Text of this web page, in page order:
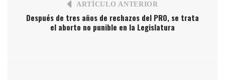
ARTÍCULO ANTERIOR
Después de tres años de rechazos del PRO, se trata
el aborto no punible en la Legislatura